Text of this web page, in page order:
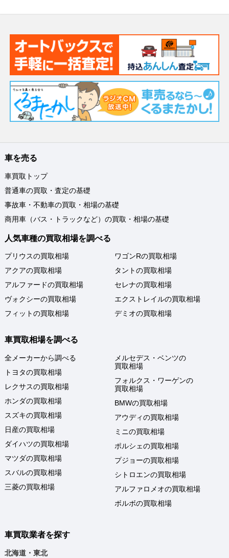
車を売る
車買取トップ
普通車の買取・査定の基礎
事故車・不動車の買取・相場の基礎
商用車（バス・トラックなど）の買取・相場の基礎
人気車種の買取相場を調べる
プリウスの買取相場
アクアの買取相場
アルファードの買取相場
ヴォクシーの買取相場
フィットの買取相場
ワゴンRの買取相場
タントの買取相場
セレナの買取相場
エクストレイルの買取相場
デミオの買取相場
車買取相場を調べる
全メーカーから調べる
トヨタの買取相場
レクサスの買取相場
ホンダの買取相場
スズキの買取相場
日産の買取相場
ダイハツの買取相場
マツダの買取相場
スバルの買取相場
三菱の買取相場
メルセデス・ベンツの
買取相場
フォルクス・ワーゲンの
買取相場
BMWの買取相場
アウディの買取相場
ミニの買取相場
ポルシェの買取相場
プジョーの買取相場
シトロエンの買取相場
アルファロメオの買取相場
ボルボの買取相場
車買取業者を探す
北海道・東北